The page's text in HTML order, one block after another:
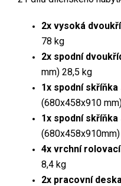
2x vysoká
78 kg
2x spodní
mm) 28,5 kg
1x spodní
(680x458x910
1x spodní skříňka
4x vrchní
8,4 kg
2x pracovní deska